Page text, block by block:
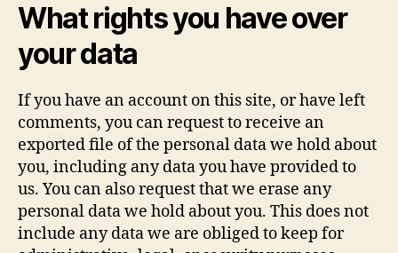
What rights you have over
your data
If you have an account on this site, or have left
comments, you can request to receive an
exported file of the personal data we hold about
you, including any data you have provided to
us. You can also request that we erase any
personal data we hold about you. This does not
include any data we are obliged to keep for